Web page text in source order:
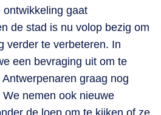
gaat
de stad is nu volop bezig om
verder te verbeteren. In
een bevraging uit om te
graag nog
nemen ook nieuwe
de loep om te kijken of ze